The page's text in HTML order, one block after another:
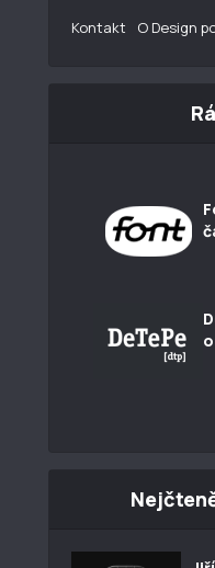
Kontakt O Design